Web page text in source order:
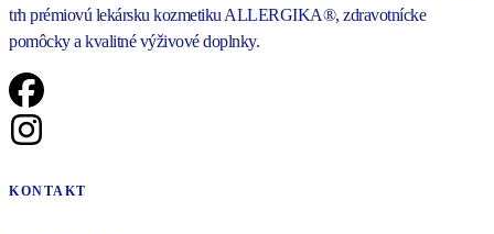
trh prémiovú lekársku kozmetiku ALLERGIKA®, zdravotnícke
pomôcky a kvalitné výživové doplnky.
KONTAKT